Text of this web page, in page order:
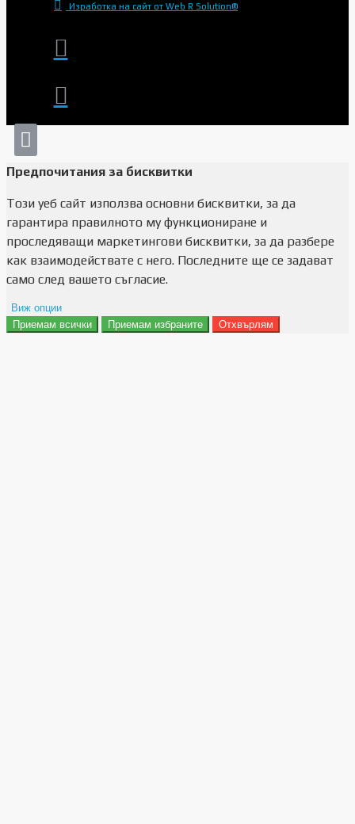
Изработка на сайт от Web R Solution®
Предпочитания за бисквитки
Този уеб сайт използва основни бисквитки, за да
гарантира правилното му функциониране и
проследяващи маркетингови бисквитки, за да разбере
как взаимодействате с него. Последните ще се задават
само след вашето съгласие.
Виж опции
Препочитания за реклами
Приемам всички Приемам избраните Отхвърлям